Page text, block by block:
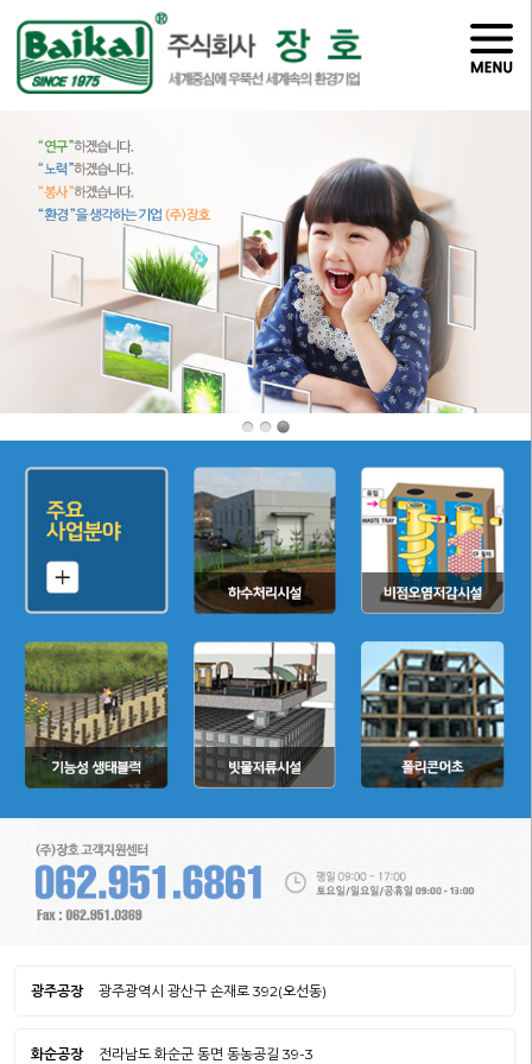
광주공장 광주광역시 광산구 손재로 392(오선동)
화순공장 전라남도 화순군 동면 동농공길 39-3